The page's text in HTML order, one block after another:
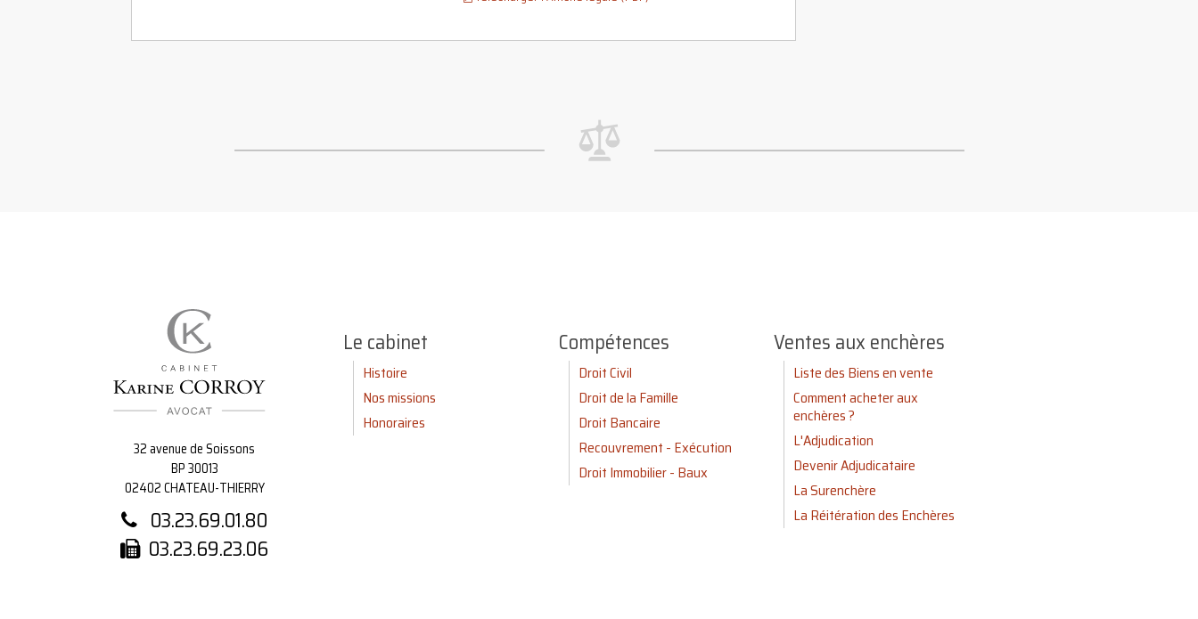
32 avenue de Soissons
BP 30013
02402 CHATEAU-THIERRY
03.23.69.01.80
03.23.69.23.06
Le cabinet
Histoire
Nos missions
Honoraires
Compétences
Droit Civil
Droit de la Famille
Droit Bancaire
Recouvrement - Exécution
Droit Immobilier - Baux
Ventes aux enchères
Liste des Biens en vente
Comment acheter aux
enchères ?
L'Adjudication
Devenir Adjudicataire
La Surenchère
La Réitération des Enchères